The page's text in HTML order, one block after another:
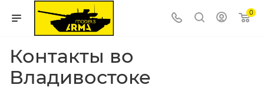
0
Контакты во
Владивостоке